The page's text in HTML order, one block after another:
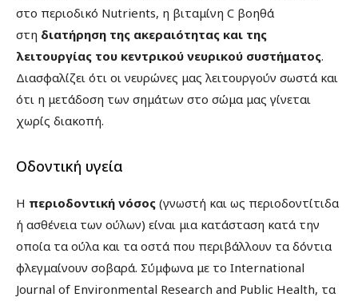
στο περιοδικό Nutrients, η βιταμίνη C βοηθά
στη διατήρηση της ακεραιότητας και της
λειτουργίας του κεντρικού νευρικού συστήματος.
Διασφαλίζει ότι οι νευρώνες μας λειτουργούν σωστά και
ότι η μετάδοση των σημάτων στο σώμα μας γίνεται
χωρίς διακοπή.
Οδοντική υγεία
Η περιοδοντική νόσος (γνωστή και ως περιοδοντίτιδα
ή ασθένεια των ούλων) είναι μια κατάσταση κατά την
οποία τα ούλα και τα οστά που περιβάλλουν τα δόντια
φλεγμαίνουν σοβαρά. Σύμφωνα με το International
Journal of Environmental Research and Public Health, τα